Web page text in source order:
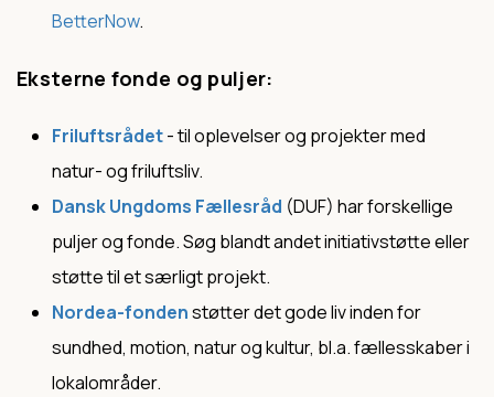
BetterNow.
Eksterne fonde og puljer:
Friluftsrådet- til oplevelser og projekter med
natur- og friluftsliv.
Dansk Ungdoms Fællesråd (DUF) har forskellige
puljer og fonde. Søg blandt andet initiativstøtte eller
støtte til et særligt projekt.
Nordea-fondenstøtter det gode liv inden for
sundhed, motion, natur og kultur, bl.a. fællesskaber i
lokalområder.